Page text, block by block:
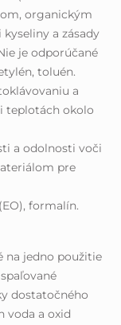
organickým
a zásady
je odporúčané
toluén.
a
teplotách okolo
a odolnosti voči
pre
formalín.
na jedno použitie
dostatočného
voda a oxid